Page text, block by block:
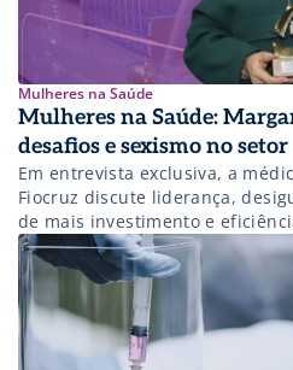
Mulheres na Saúde
Mulheres na Saúde:
desafios e sexismo no setor
Em entrevista exclusiva, a
Fiocruz discute liderança,
de mais investimento e